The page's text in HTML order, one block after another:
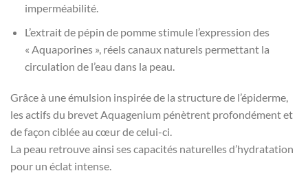
imperméabilité.
L’extrait de pépin de pomme stimule l’expression des
« Aquaporines », réels canaux naturels permettant la
circulation de l’eau dans la peau.
Grâce à une émulsion inspirée de la structure de l’épiderme,
les actifs du brevet Aquagenium pénètrent profondément et
de façon ciblée au cœur de celui-ci.
La peau retrouve ainsi ses capacités naturelles d’hydratation
pour un éclat intense.